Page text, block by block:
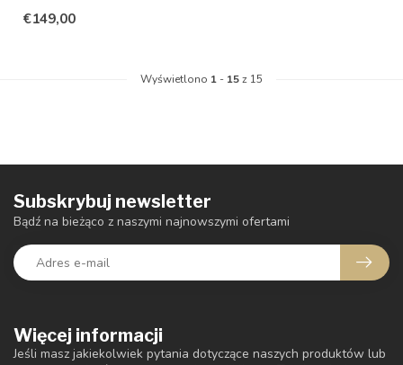
€149,00
Wyświetlono 1 - 15z 15
Więcej informacji
Jeśli masz jakiekolwiek pytania dotyczące naszych produktów lub
Subskrybuj newsletter
Bądź na bieżąco z naszymi najnowszymi ofertami